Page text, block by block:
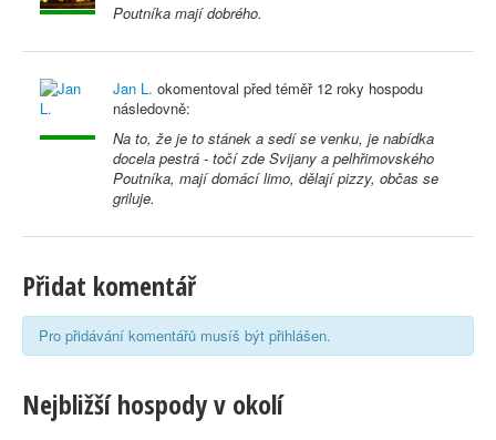
Poutníka mají dobrého.
Jan L. okomentoval před téměř 12 roky hospodu
následovně:
Na to, že je to stánek a sedí se venku, je nabídka
docela pestrá - točí zde Svijany a pelhřimovského
Poutníka, mají domácí limo, dělají pizzy, občas se
griluje.
Přidat komentář
Pro přidávání komentářů musíš být přihlášen.
Nejbližší hospody v okolí